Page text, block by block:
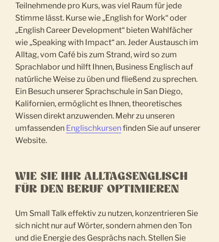
Teilnehmende pro Kurs, was viel Raum für jede
Stimme lässt. Kurse wie „English for Work“ oder
„English Career Development“ bieten Wahlfächer
wie „Speaking with Impact“ an. Jeder Austausch im
Alltag, vom Café bis zum Strand, wird so zum
Sprachlabor und hilft Ihnen, Business Englisch auf
natürliche Weise zu üben und fließend zu sprechen.
Ein Besuch unserer Sprachschule in San Diego,
Kalifornien, ermöglicht es Ihnen, theoretisches
Wissen direkt anzuwenden. Mehr zu unseren
umfassenden Englischkursenfinden Sie auf unserer
Website.
WIE SIE IHR ALLTAGSENGLISCH
FÜR DEN BERUF OPTIMIEREN
Um Small Talk effektiv zu nutzen, konzentrieren Sie
sich nicht nur auf Wörter, sondern ahmen den Ton
und die Energie des Gesprächs nach. Stellen Sie